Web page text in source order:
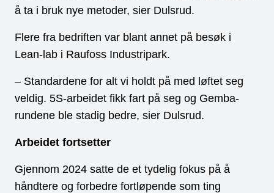
å ta i bruk nye metoder, sier Dulsrud.
Flere fra bedriften var blant annet på besøk i
Lean-lab i Raufoss Industripark.
– Standardene for alt vi holdt på med løftet seg
veldig. 5S-arbeidet fikk fart på seg og Gemba-
rundene ble stadig bedre, sier Dulsrud.
Arbeidet fortsetter
Gjennom 2024 satte de et tydelig fokus på å
håndtere og forbedre fortløpende som ting